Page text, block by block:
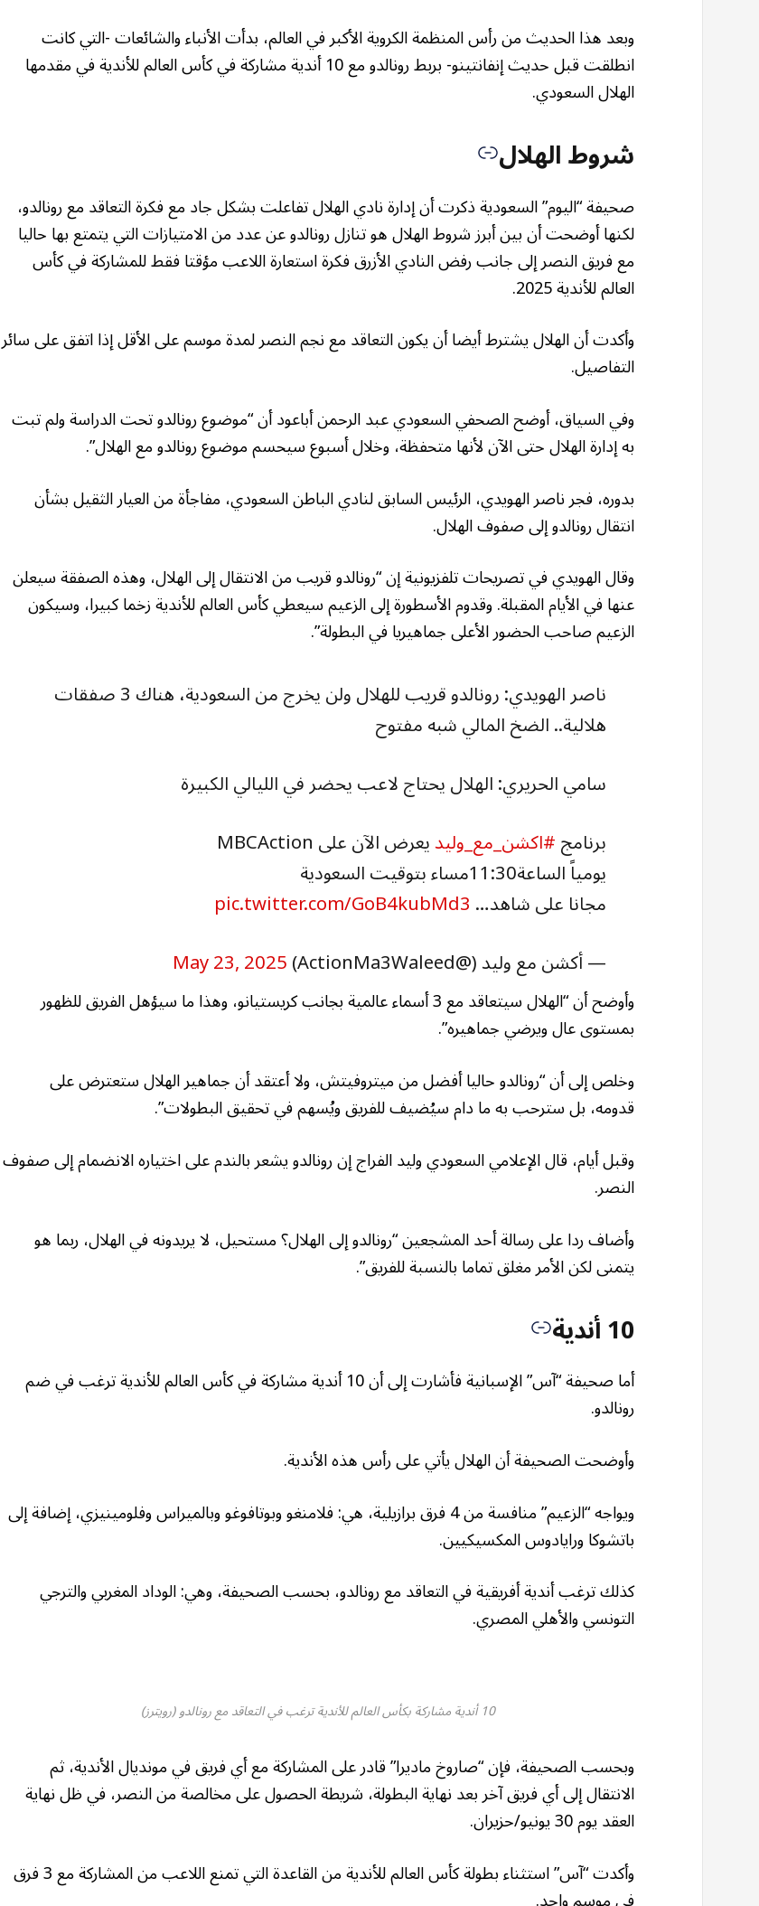
وبعد هذا الحديث من رأس المنظمة الكروية الأكبر في العالم، بدأت الأنباء والشائعات -التي كانت
انطلقت قبل حديث إنفانتينو- بربط رونالدو مع 10 أندية مشاركة في كأس العالم للأندية في مقدمها
الهلال السعودي.
شروط الهلال
صحيفة “اليوم” السعودية ذكرت أن إدارة نادي الهلال تفاعلت بشكل جاد مع فكرة التعاقد مع رونالدو،
لكنها أوضحت أن بين أبرز شروط الهلال هو تنازل رونالدو عن عدد من الامتيازات التي يتمتع بها حاليا
مع فريق النصر إلى جانب رفض النادي الأزرق فكرة استعارة اللاعب مؤقتا فقط للمشاركة في كأس
العالم للأندية 2025.
وأكدت أن الهلال يشترط أيضا أن يكون التعاقد مع نجم النصر لمدة موسم على الأقل إذا اتفق على سائر
التفاصيل.
وفي السياق، أوضح الصحفي السعودي عبد الرحمن أباعود أن “موضوع رونالدو تحت الدراسة ولم تبت
به إدارة الهلال حتى الآن لأنها متحفظة، وخلال أسبوع سيحسم موضوع رونالدو مع الهلال”.
بدوره، فجر ناصر الهويدي، الرئيس السابق لنادي الباطن السعودي، مفاجأة من العيار الثقيل بشأن
انتقال رونالدو إلى صفوف الهلال.
وقال الهويدي في تصريحات تلفزيونية إن “رونالدو قريب من الانتقال إلى الهلال، وهذه الصفقة سيعلن
عنها في الأيام المقبلة. وقدوم الأسطورة إلى الزعيم سيعطي كأس العالم للأندية زخما كبيرا، وسيكون
الزعيم صاحب الحضور الأعلى جماهيريا في البطولة”.
ناصر الهويدي: رونالدو قريب للهلال ولن يخرج من السعودية، هناك 3 صفقات
هلالية.. الضخ المالي شبه مفتوح
سامي الحريري: الهلال يحتاج لاعب يحضر في الليالي الكبيرة
برنامج#اكشن_مع_وليديعرض الآن على MBCAction
يومياً الساعة11:30مساء بتوقيت السعودية
مجانا على شاهد…pic.twitter.com/GoB4kubMd3
— أكشن مع وليد (@ActionMa3Waleed)
May 23, 2025
وأوضح أن “الهلال سيتعاقد مع 3 أسماء عالمية بجانب كريستيانو، وهذا ما سيؤهل الفريق للظهور
بمستوى عال ويرضي جماهيره”.
وخلص إلى أن “رونالدو حاليا أفضل من ميتروفيتش، ولا أعتقد أن جماهير الهلال ستعترض على
قدومه، بل سترحب به ما دام سيُضيف للفريق ويُسهم في تحقيق البطولات”.
وقبل أيام، قال الإعلامي السعودي وليد الفراج إن رونالدو يشعر بالندم على اختياره الانضمام إلى صفوف
النصر.
وأضاف ردا على رسالة أحد المشجعين “رونالدو إلى الهلال؟ مستحيل، لا يريدونه في الهلال، ربما هو
يتمنى لكن الأمر مغلق تماما بالنسبة للفريق”.
10 أندية
أما صحيفة “آس” الإسبانية فأشارت إلى أن 10 أندية مشاركة في كأس العالم للأندية ترغب في ضم
رونالدو.
وأوضحت الصحيفة أن الهلال يأتي على رأس هذه الأندية.
ويواجه “الزعيم” منافسة من 4 فرق برازيلية، هي: فلامنغو وبوتافوغو وبالميراس وفلومينيزي، إضافة إلى
باتشوكا ورايادوس المكسيكيين.
كذلك ترغب أندية أفريقية في التعاقد مع رونالدو، بحسب الصحيفة، وهي: الوداد المغربي والترجي
التونسي والأهلي المصري.
10 أندية مشاركة بكأس العالم للأندية ترغب في التعاقد مع رونالدو (رويترز)
وبحسب الصحيفة، فإن “صاروخ ماديرا” قادر على المشاركة مع أي فريق في مونديال الأندية، ثم
الانتقال إلى أي فريق آخر بعد نهاية البطولة، شريطة الحصول على مخالصة من النصر، في ظل نهاية
العقد يوم 30 يونيو/حزيران.
وأكدت “آس” استثناء بطولة كأس العالم للأندية من القاعدة التي تمنع اللاعب من المشاركة مع 3 فرق